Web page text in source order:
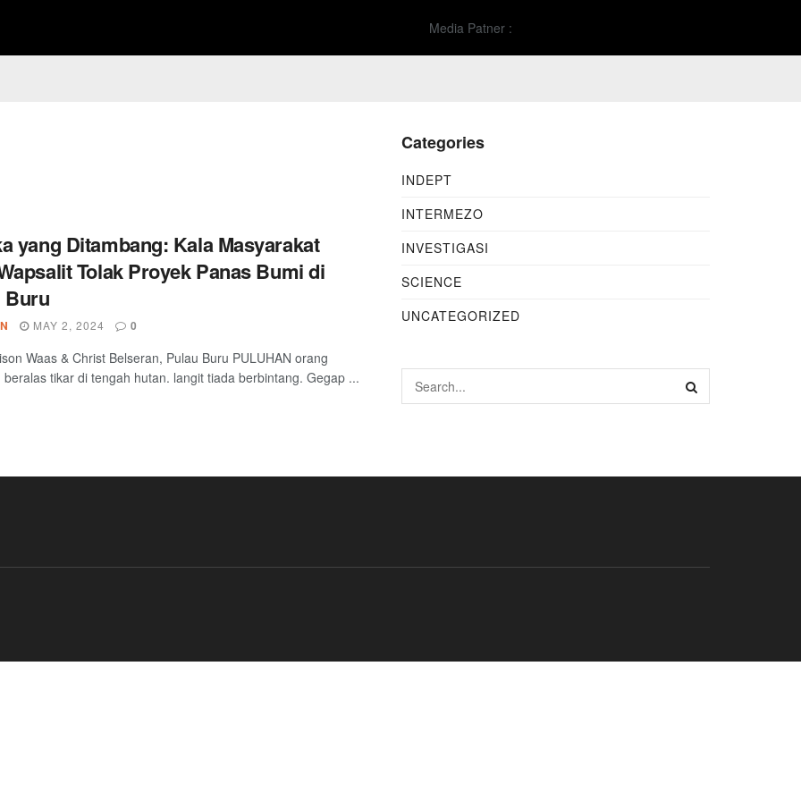
Media Patner :
yang Ditambang: Kala Masyarakat
Tolak Proyek Panas Bumi di
Buru
MAY 2, 2024 0
Waas & Christ Belseran, Pulau Buru PULUHAN orang
tikar di tengah hutan. langit tiada berbintang. Gegap ...
Categories
INDEPT
INTERMEZO
INVESTIGASI
SCIENCE
UNCATEGORIZED